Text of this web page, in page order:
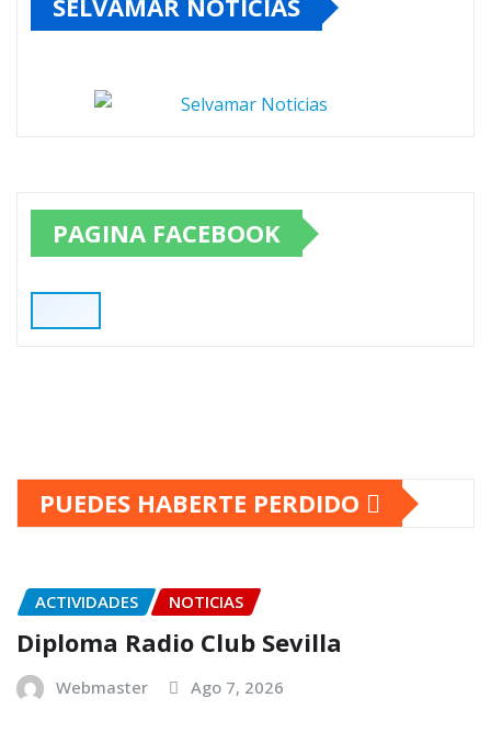
SELVAMAR NOTICIAS
PAGINA FACEBOOK
PUEDES HABERTE PERDIDO
ACTIVIDADES NOTICIAS
Diploma Radio Club Sevilla
Webmaster Ago 7, 2026